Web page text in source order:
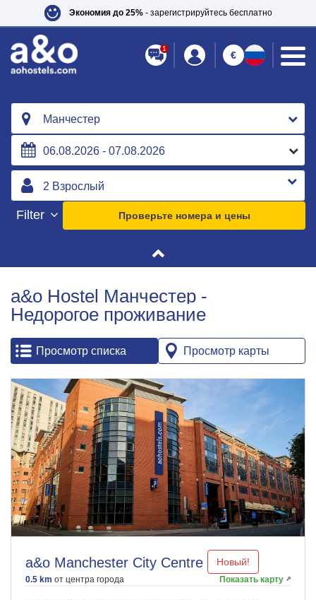
Экономия до 25% - зарегистрируйтесь бесплатно
1
€
Манчестер
Filter Проверьте номера и цены
a&o Hostel Манчестер -
Недорогое проживание
Просмотр списка Просмотр карты
a&o Manchester City Centre Новый!
0.5 km от центра города Показать карту